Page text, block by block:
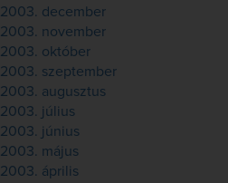
2003. december
2003. november
2003. október
2003. szeptember
2003. augusztus
2003. július
2003. június
2003. május
2003. április